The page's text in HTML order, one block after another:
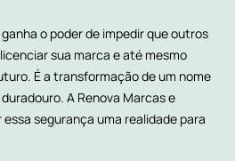
o poder de impedir que outros
sua marca e até mesmo
É a transformação de um nome
A Renova Marcas e
segurança uma realidade para